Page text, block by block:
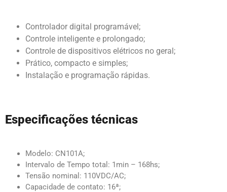
Controlador digital programável;
Controle inteligente e prolongado;
Controle de dispositivos elétricos no geral;
Prático, compacto e simples;
Instalação e programação rápidas.
Especificações técnicas
Modelo: CN101A;
Intervalo de Tempo total: 1min – 168hs;
Tensão nominal: 110VDC/AC;
Capacidade de contato: 16ª;